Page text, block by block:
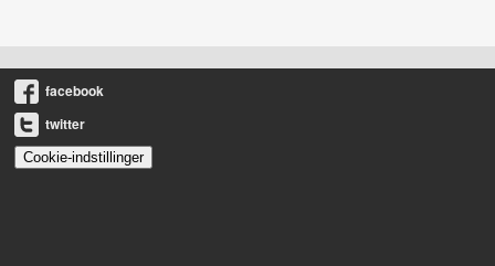
facebook
twitter
Cookie-indstillinger